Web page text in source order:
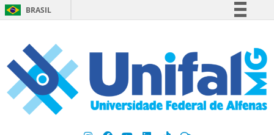
BRASIL
Participe
Acesso à informação
Legislação